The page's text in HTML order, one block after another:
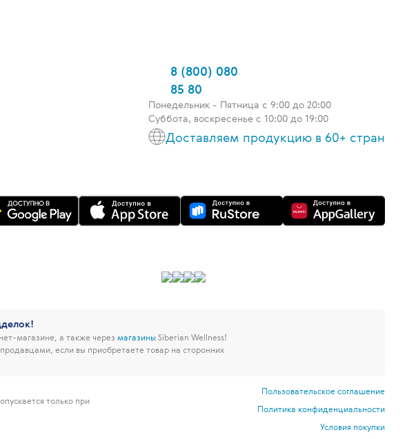
8 (800) 080
85 80
Понедельник - Пятница c 9:00 до 20:00
Суббота, воскресенье с 10:00 до 19:00
Доставляем продукцию в 60+ стран
магазине, а также через магазиныSiberian Wellness!
если вы приобретаете товар на сторонних
только при
Пользовательское соглашение
Политика конфиденциальности
Условия покупки